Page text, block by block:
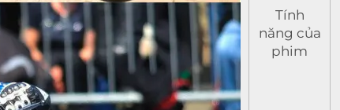
Tính
năng của
phim